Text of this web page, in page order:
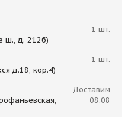
ш., д. 212б)
1 шт.
д.18, кор.4)
1 шт.
Доставим
08.08